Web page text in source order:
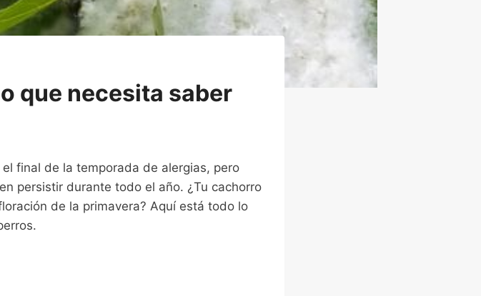
que necesita saber
final de la temporada de alergias, pero
persistir durante todo el año. ¿Tu cachorro
de la primavera? Aquí está todo lo